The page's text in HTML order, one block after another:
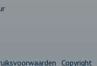
Copyright